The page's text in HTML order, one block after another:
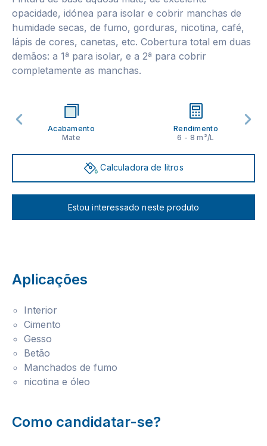
opacidade, idónea para isolar e cobrir manchas de
humidade secas, de fumo, gorduras, nicotina, café,
lápis de cores, canetas, etc. Cobertura total em duas
demãos: a 1ª para isolar, e a 2ª para cobrir
completamente as manchas.
Acabamento
Mate
Rendimento
6 - 8 m²/L
Calculadora de litros
Estou interessado neste produto
Aplicações
Interior
Cimento
Gesso
Betão
Manchados de fumo
nicotina e óleo
Como candidatar-se?